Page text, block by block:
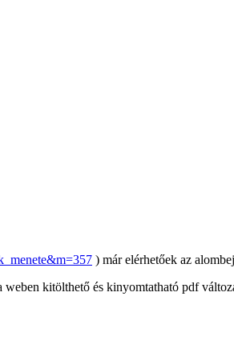
) már elérhetőek az
kitölthető és kinyomtatható pdf